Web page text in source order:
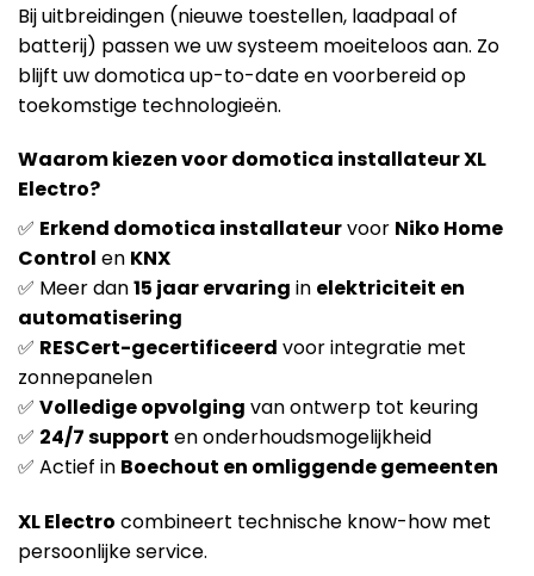
Bij uitbreidingen (nieuwe toestellen, laadpaal of
batterij) passen we uw systeem moeiteloos aan. Zo
blijft uw domotica up-to-date en voorbereid op
toekomstige technologieën.
Waarom kiezen voor domotica installateur XL
Electro?
✅ Erkend domotica installateurvoor Niko Home
Control en KNX
✅ Meer dan15 jaar ervaring in elektriciteit en
automatisering
✅ RESCert-gecertificeerd voor integratie met
zonnepanelen
✅ Volledige opvolging van ontwerp tot keuring
✅ 24/7 support en onderhoudsmogelijkheid
✅ Actief in Boechout en omliggende gemeenten
XL Electro combineert technische know-how met
persoonlijke service.